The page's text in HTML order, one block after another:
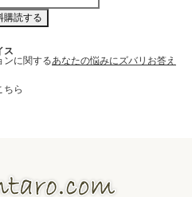
ス
ンに関するあなたの悩みにズバリお答え
ちら